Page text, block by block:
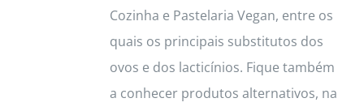
Cozinha e Pastelaria Vegan, entre os
quais os principais substitutos dos
ovos e dos lacticínios. Fique também
a conhecer produtos alternativos, na